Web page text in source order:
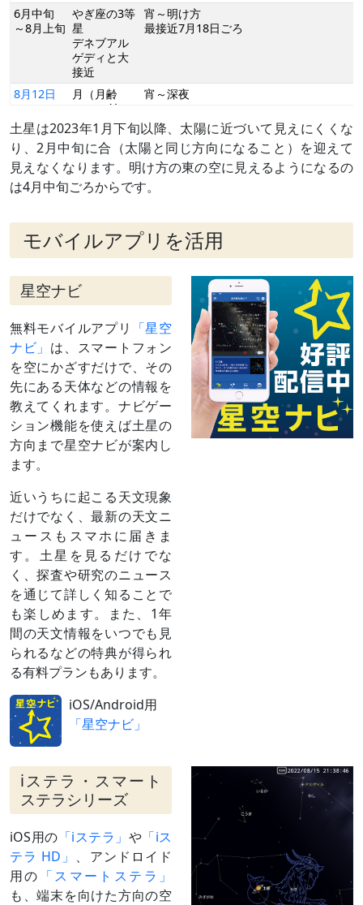
6月中旬
～8月上旬
やぎ座の3等
星
デネブアル
ゲディと大
接近
宵～明け方
最接近7月18日ごろ
8月12日
月（月齢
15）と並ぶ
宵～深夜
8月15日
衝（しょ
う）
（›› 解説 ）
太陽の反対に来る（日の入りのころ昇
り、深夜に南に見え、日の出のころ沈
む）
9月 8日
月（月齢
12）と接近
夕方～翌9日未明
10月 5日
月（月齢
10）と並ぶ
夕方～深夜
う）
（順行する）ようになる
11月17日
東矩（とう
く）
太陽から90度東に離れる（日の入りのこ
ろ南に見え、深夜に沈む）
黄道座標系では11日
11月29日
月（月齢5）
と接近
（›› 解説）
夕方～宵
1月上旬
～下旬
やぎ座の3等
星
デネブアル
ゲディと大
夕方～宵
最接近14日ごろ
1月中旬
～下旬
金星と大接
近
（
›› 解説）
夕方～宵
最接近23日ごろ
1月23日
細い月（月
齢2）と接近
（›› 解説 ）
夕方～宵
2月17日 合 太陽と同じ方向に来る（見えない）
土星は2023年1月下旬以降、太陽に近づいて見えにくくな
り、2月中旬に合（太陽と同じ方向になること）を迎えて
見えなくなります。明け方の東の空に見えるようになるの
は4月中旬ごろからです。
モバイルアプリを活用
星空ナビ
無料モバイルアプリ
「星空
ナビ」 は、スマートフォン
を空にかざすだけで、その
先にある天体などの情報を
教えてくれます。ナビゲー
ション機能を使えば土星の
方向まで星空ナビが案内し
ます。
近いうちに起こる天文現象
だけでなく、最新の天文ニ
ュースもスマホに届きま
す。土星を見るだけでな
く、探査や研究のニュース
を通じて詳しく知ることで
も楽しめます。また、1年
間の天文情報をいつでも見
られるなどの特典が得られ
る有料プランもあります。
iOS/Android用
「星空ナビ」
iステラ・スマート
ステラシリーズ
iOS用の 「iステラ」 や 「iス
テラ HD」 、アンドロイド
用の 「スマートステラ」
も、端末を向けた方向の空